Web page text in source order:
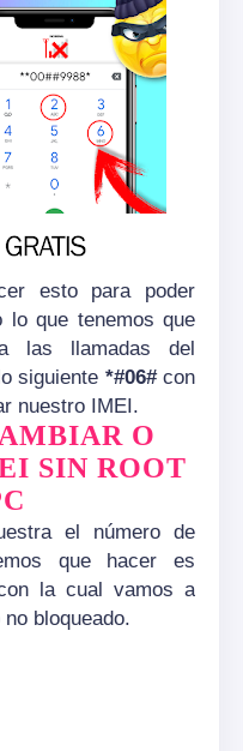
esto para poder
lo que tenemos que
las llamadas del
siguiente *#06# con
nuestro IMEI.
O
SIN ROOT
el número de
que hacer es
la cual vamos a
bloqueado.